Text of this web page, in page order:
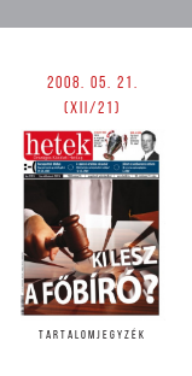
2008. 05. 21.
(XII/21)
TARTALOMJEGYZÉK